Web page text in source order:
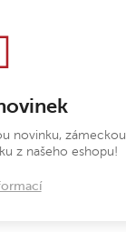
novinku, zámeckou
z našeho eshopu!